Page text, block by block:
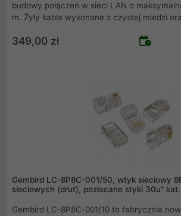
budowy połączeń w sieci LAN o
m. Żyły kabla wykonane z czystej miedzi
wykonana z PVC o grubości 4,7 mm,
zewnętrznej znajduje się nadruk z
349,00 zł
Gembird LC-8P8C-001/50, wtyk sieciowy
sieciowych (drut), pozłacane styki 30u"
Gembird LC-8P8C-001/10 to fabrycznie